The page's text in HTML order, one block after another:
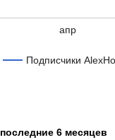
Подписчики
апр
6 месяцев